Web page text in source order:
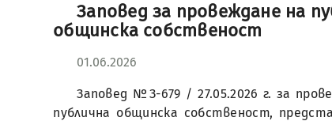
Заповед за провеждане на
общинска собственост
01.06.2026
Заповед №З-679 / 27.05.2026 г. за
публична общинска собственост,